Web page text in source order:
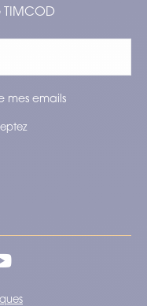
mes emails